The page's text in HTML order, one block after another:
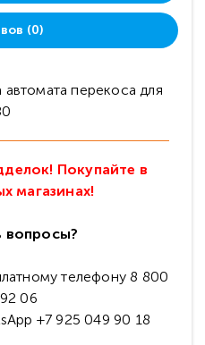
(0)
автомата перекоса для
Покупайте в
магазинах!
вопросы?
телефону 8 800
06
+7 925 049 90 18